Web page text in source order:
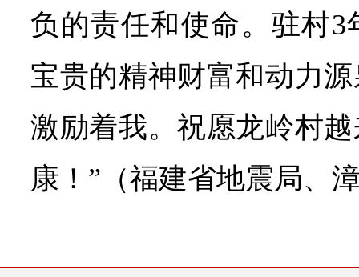
负的责任和使命。驻村
宝贵的精神财富和动力
激励着我。祝愿龙岭村
康！” （福建省地震局、